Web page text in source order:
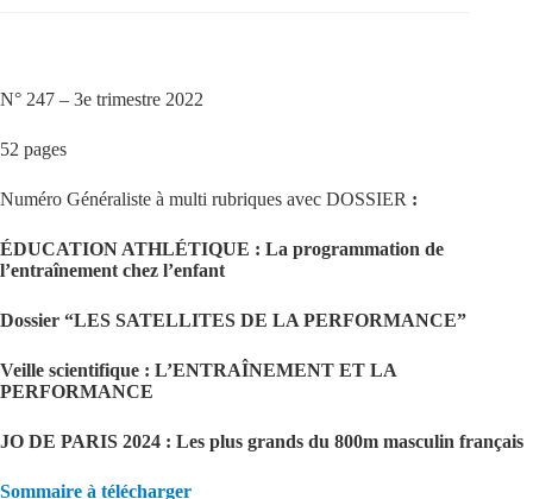
N° 247 – 3e trimestre 2022
52 pages
Numéro Généraliste à multi rubriques avec DOSSIER :
ÉDUCATION ATHLÉTIQUE : La programmation de
l’entraînement chez l’enfant
Dossier “LES SATELLITES DE LA PERFORMANCE”
Veille scientifique : L’ENTRAÎNEMENT ET LA
PERFORMANCE
JO DE PARIS 2024 : Les plus grands du 800m masculin français
Sommaire à télécharger